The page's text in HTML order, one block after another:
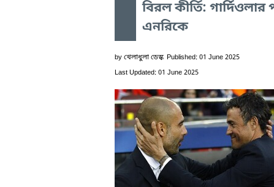
বিরল কীর্তি: গার্দিওলার
এনরিকে
by খেলাধুলা ডেস্ক Published: 01 June 2025
Last Updated: 01 June 2025